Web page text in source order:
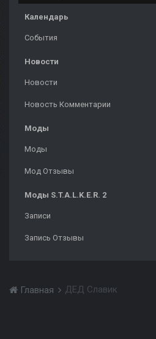
Календарь
События
Новости
Новости
Новость Комментарии
Моды
Моды
Мод Отзывы
Моды S.T.A.L.K.E.R. 2
Записи
Запись Отзывы
Главная ДЕД Славик